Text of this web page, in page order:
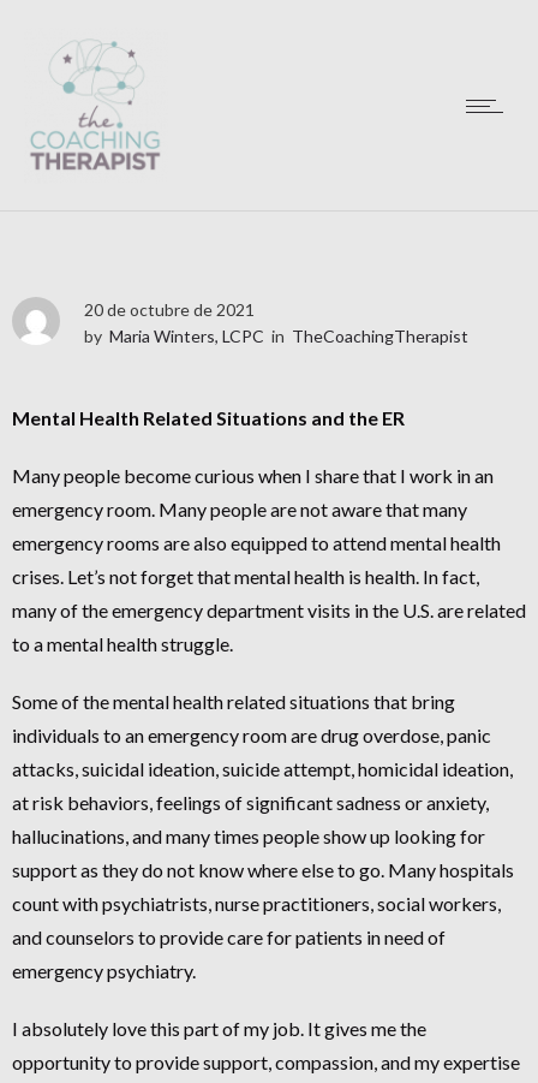
20 de octubre de 2021
by Maria Winters, LCPC in TheCoachingTherapist
Mental Health Related Situations and the ER
Many people become curious when I share that I work in an
emergency room. Many people are not aware that many
emergency rooms are also equipped to attend mental health
crises. Let’s not forget that mental health is health. In fact,
many of the emergency department visits in the U.S. are related
to a mental health struggle.
Some of the mental health related situations that bring
individuals to an emergency room are drug overdose, panic
attacks, suicidal ideation, suicide attempt, homicidal ideation,
at risk behaviors, feelings of significant sadness or anxiety,
hallucinations, and many times people show up looking for
support as they do not know where else to go. Many hospitals
count with psychiatrists, nurse practitioners, social workers,
and counselors to provide care for patients in need of
emergency psychiatry.
I absolutely love this part of my job. It gives me the
opportunity to provide support, compassion, and my expertise